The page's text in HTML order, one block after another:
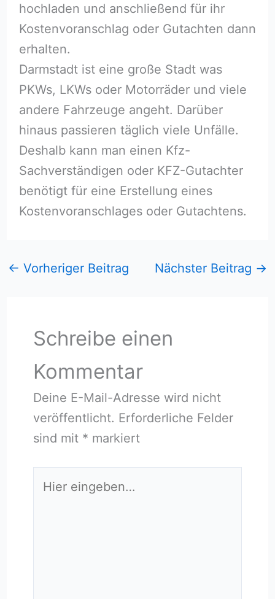
hochladen und anschließend für ihr
Kostenvoranschlag oder Gutachten dann
erhalten.
Darmstadt ist eine große Stadt was
PKWs, LKWs oder Motorräder und viele
andere Fahrzeuge angeht. Darüber
hinaus passieren täglich viele Unfälle.
Deshalb kann man einen Kfz-
Sachverständigen oder KFZ-Gutachter
benötigt für eine Erstellung eines
Kostenvoranschlages oder Gutachtens.
← Vorheriger Beitrag Nächster Beitrag →
Schreibe einen
Kommentar
Deine E-Mail-Adresse wird nicht
veröffentlicht. Erforderliche Felder
sind mit * markiert
eingeben…